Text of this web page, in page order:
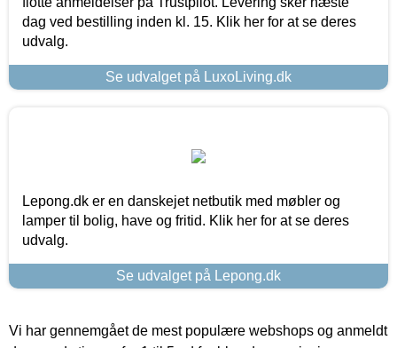
dag ved bestilling inden kl. 15. Klik her for at se deres
udvalg.
Se udvalget på LuxoLiving.dk
Lepong.dk er en danskejet netbutik med møbler og
lamper til bolig, have og fritid. Klik her for at se deres
udvalg.
Se udvalget på Lepong.dk
Vi har gennemgået de mest populære webshops og anmeldt